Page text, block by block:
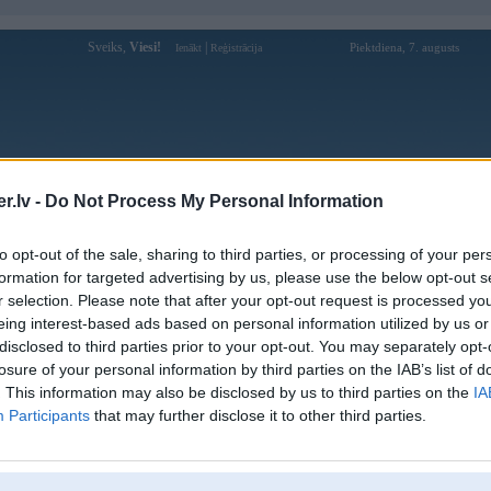
- Do Not Process My Personal Information
opt-out of the sale, sharing to third parties, or processing of your
for targeted advertising by us, please use the below opt-out
selection. Please note that after your opt-out request is processed
interest-based ads based on personal information utilized by us
to third parties prior to your opt-out. You may separately
of your personal information by third parties on the IAB’s list of
This information may also be disclosed by us to third parties on the
Participants that may further disclose it to other third parties.
Sveiks, Viesi! Ienākt Reģistrācija Piektdiena, 7. augusts
Forums Galerijas Reģistrācija Lietotāji
komforta bloks
Atbildēt
Ziņojums
27. Sep 2022, 11:48
Sveiki, kungi!
Nepieciešams speciālists, kurš varētu pieprogrammēt komforta bloku un